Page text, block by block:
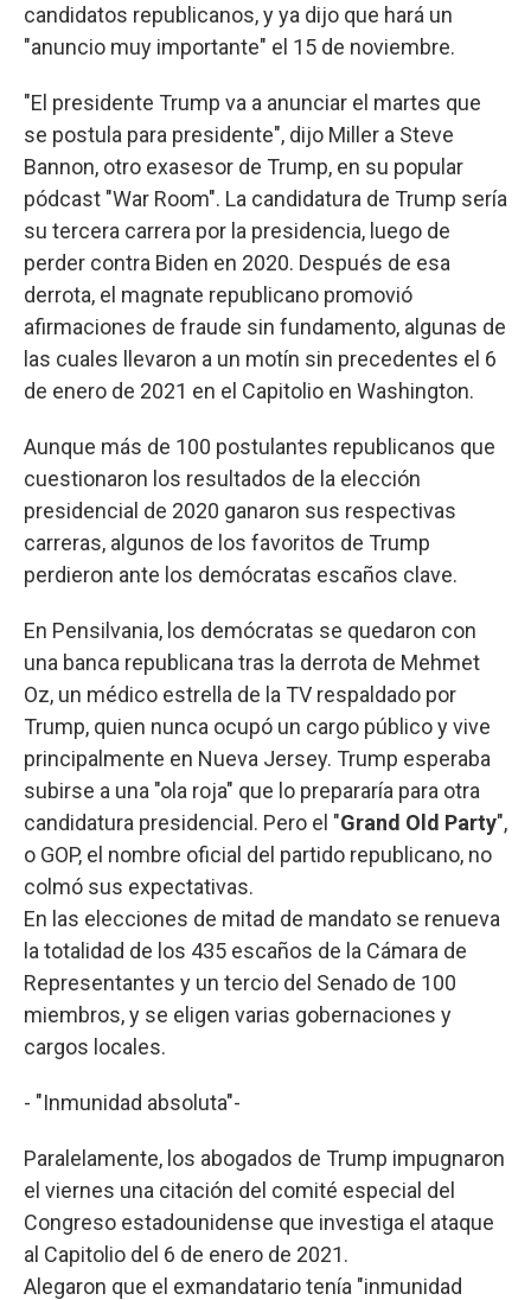
candidatos republicanos, y ya dijo que hará un
"anuncio muy importante" el 15 de noviembre.
"El presidente Trump va a anunciar el martes que
se postula para presidente", dijo Miller a Steve
Bannon, otro exasesor de Trump, en su popular
pódcast "War Room". La candidatura de Trump sería
su tercera carrera por la presidencia, luego de
perder contra Biden en 2020. Después de esa
derrota, el magnate republicano promovió
afirmaciones de fraude sin fundamento, algunas de
las cuales llevaron a un motín sin precedentes el 6
de enero de 2021 en el Capitolio en Washington.
Aunque más de 100 postulantes republicanos que
cuestionaron los resultados de la elección
presidencial de 2020 ganaron sus respectivas
carreras, algunos de los favoritos de Trump
perdieron ante los demócratas escaños clave.
En Pensilvania, los demócratas se quedaron con
una banca republicana tras la derrota de Mehmet
Oz, un médico estrella de la TV respaldado por
Trump, quien nunca ocupó un cargo público y vive
principalmente en Nueva Jersey. Trump esperaba
subirse a una "ola roja" que lo prepararía para otra
candidatura presidencial. Pero el "Grand Old Party",
o GOP, el nombre oficial del partido republicano, no
colmó sus expectativas.
En las elecciones de mitad de mandato se renueva
la totalidad de los 435 escaños de la Cámara de
Representantes y un tercio del Senado de 100
miembros, y se eligen varias gobernaciones y
cargos locales.
- "Inmunidad absoluta"-
Paralelamente, los abogados de Trump impugnaron
el viernes una citación del comité especial del
Congreso estadounidense que investiga el ataque
al Capitolio del 6 de enero de 2021.
Alegaron que el exmandatario tenía "inmunidad